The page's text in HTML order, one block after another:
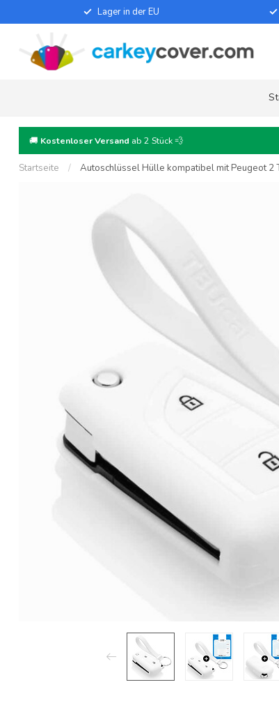
Lager in der EU
🚚 Kostenloser Versand ab 2 Stück 💨
Startseite / Autoschlüssel Hülle kompatibel mit Peugeot 2